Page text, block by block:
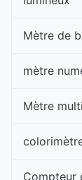
Mètre de
mètre
Mètre
Compteur